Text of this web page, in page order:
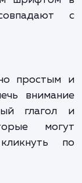
должна
суть, а
насколько